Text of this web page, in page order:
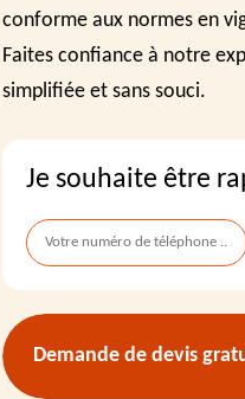
conforme aux normes en
Faites confiance à notre
simplifiée et sans souci.
Je souhaite être
Demande de devis